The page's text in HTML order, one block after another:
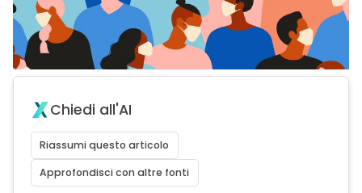
Chiedi all'AI
Riassumi questo articolo
Approfondisci con altre fonti